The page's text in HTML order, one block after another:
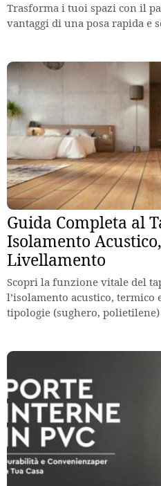
Trasforma i tuoi spazi con il
vantaggi di una posa rapida e
Guida Completa al
Isolamento
Livellamento
Scopri la funzione vitale del
l’isolamento acustico,
tipologie (sughero, polietilene)